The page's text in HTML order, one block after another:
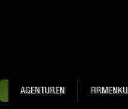
AGENTUREN